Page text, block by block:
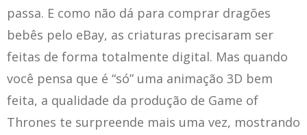
passa. E como não dá para comprar dragões
bebês pelo eBay, as criaturas precisaram ser
feitas de forma totalmente digital. Mas quando
você pensa que é “só” uma animação 3D bem
feita, a qualidade da produção de Game of
Thrones te surpreende mais uma vez, mostrando